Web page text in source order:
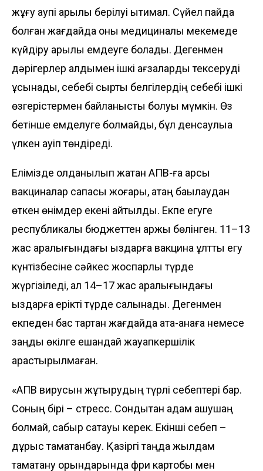
жұғу қаупі арқылы берілуі ықтимал. Сүйел пайда
болған жағдайда оны меди­циналық мекемеде
күйдіру арқылы емдеуге болады. Дегенмен
дәрігерлер алдымен ішкі ағзаларды тексеруді
ұсы­нады, себебі сыртқы белгілердің себебі ішкі
өзгерістермен байланысты болуы мүмкін. Өз
бетінше емделуге болмайды, бұл денсаулыққа
үлкен қауіп төндіреді.
Елімізде қолданылып жатқан АПВ-ға қарсы
вакциналар сапасы жоғары, қатаң бақылаудан
өткен өнімдер екені айтылды. Екпе егуге
республикалық бюджеттен қаржы бөлінген. 11–13
жас аралығындағы қыздарға вакцина ұлттық егу
күнтізбесіне сәйкес жоспарлы түрде
жүргізіледі, ал 14–17 жас аралығындағы
қыздарға ерікті түрде салынады. Дегенмен
екпеден бас тартқан жағдайда ата-анаға немесе
заңды өкілге ешқандай жауапкершілік
қарастырылмаған.
«АПВ вирусын жұқтырудың түрлі себептері бар.
Соның бірі – стресс. Сондықтан адам ашушаң
болмай, сабыр сақтауы керек. Екінші себеп –
дұрыс тамақтанбау. Қазіргі таңда жылдам
тамақтану орындарында фри картобы мен